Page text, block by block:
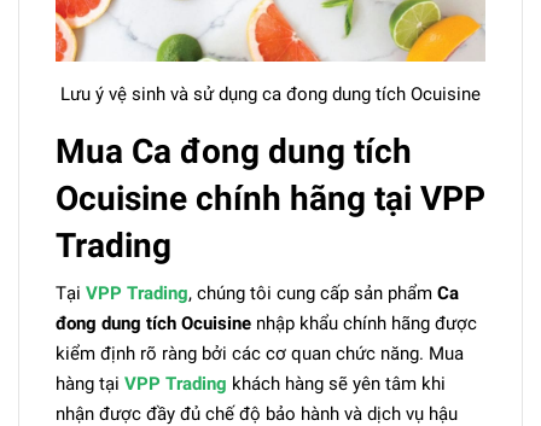
Lưu ý vệ sinh và sử dụng ca đong dung tích Ocuisine
Mua Ca đong dung tích
Ocuisine chính hãng tại VPP
Trading
Tại VPP Trading, chúng tôi cung cấp sản phẩm Ca
đong dung tích Ocuisine nhập khẩu chính hãng được
kiểm định rõ ràng bởi các cơ quan chức năng. Mua
hàng tại VPP Trading khách hàng sẽ yên tâm khi
nhận được đầy đủ chế độ bảo hành và dịch vụ hậu